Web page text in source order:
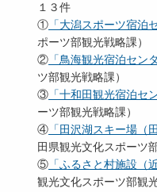
１３件
① 「大潟スポーツ宿泊
ポーツ部観光戦略課）
② 「鳥海観光宿泊セン
ツ部観光戦略課）
③ 「十和田観光宿泊セ
ーツ部観光戦略課）
④ 「田沢湖スキー場（
田県観光文化スポーツ
⑤ 「ふるさと村施設（
観光文化スポーツ部観